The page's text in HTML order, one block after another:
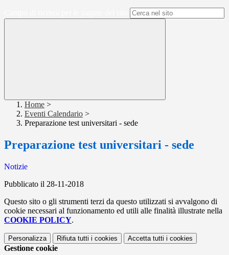
Home >
Eventi Calendario >
Preparazione test universitari - sede
Preparazione test universitari - sede
Notizie
Pubblicato il 28-11-2018
Questo sito o gli strumenti terzi da questo utilizzati si avvalgono di
cookie necessari al funzionamento ed utili alle finalità illustrate nella
COOKIE POLICY.
Personalizza Rifiuta tutti i cookies Accetta tutti i cookies
Gestione cookie